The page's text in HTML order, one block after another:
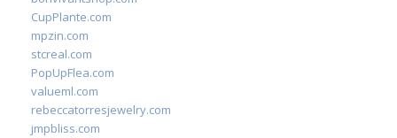
CupPlante.com
mpzin.com
stcreal.com
PopUpFlea.com
valueml.com
rebeccatorresjewelry.com
jmpbliss.com